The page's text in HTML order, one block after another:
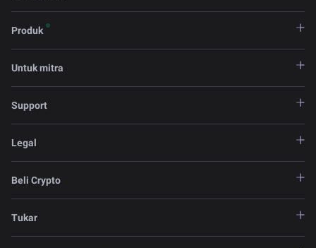
Produk
Untuk mitra
Support
Legal
Beli Crypto
Tukar